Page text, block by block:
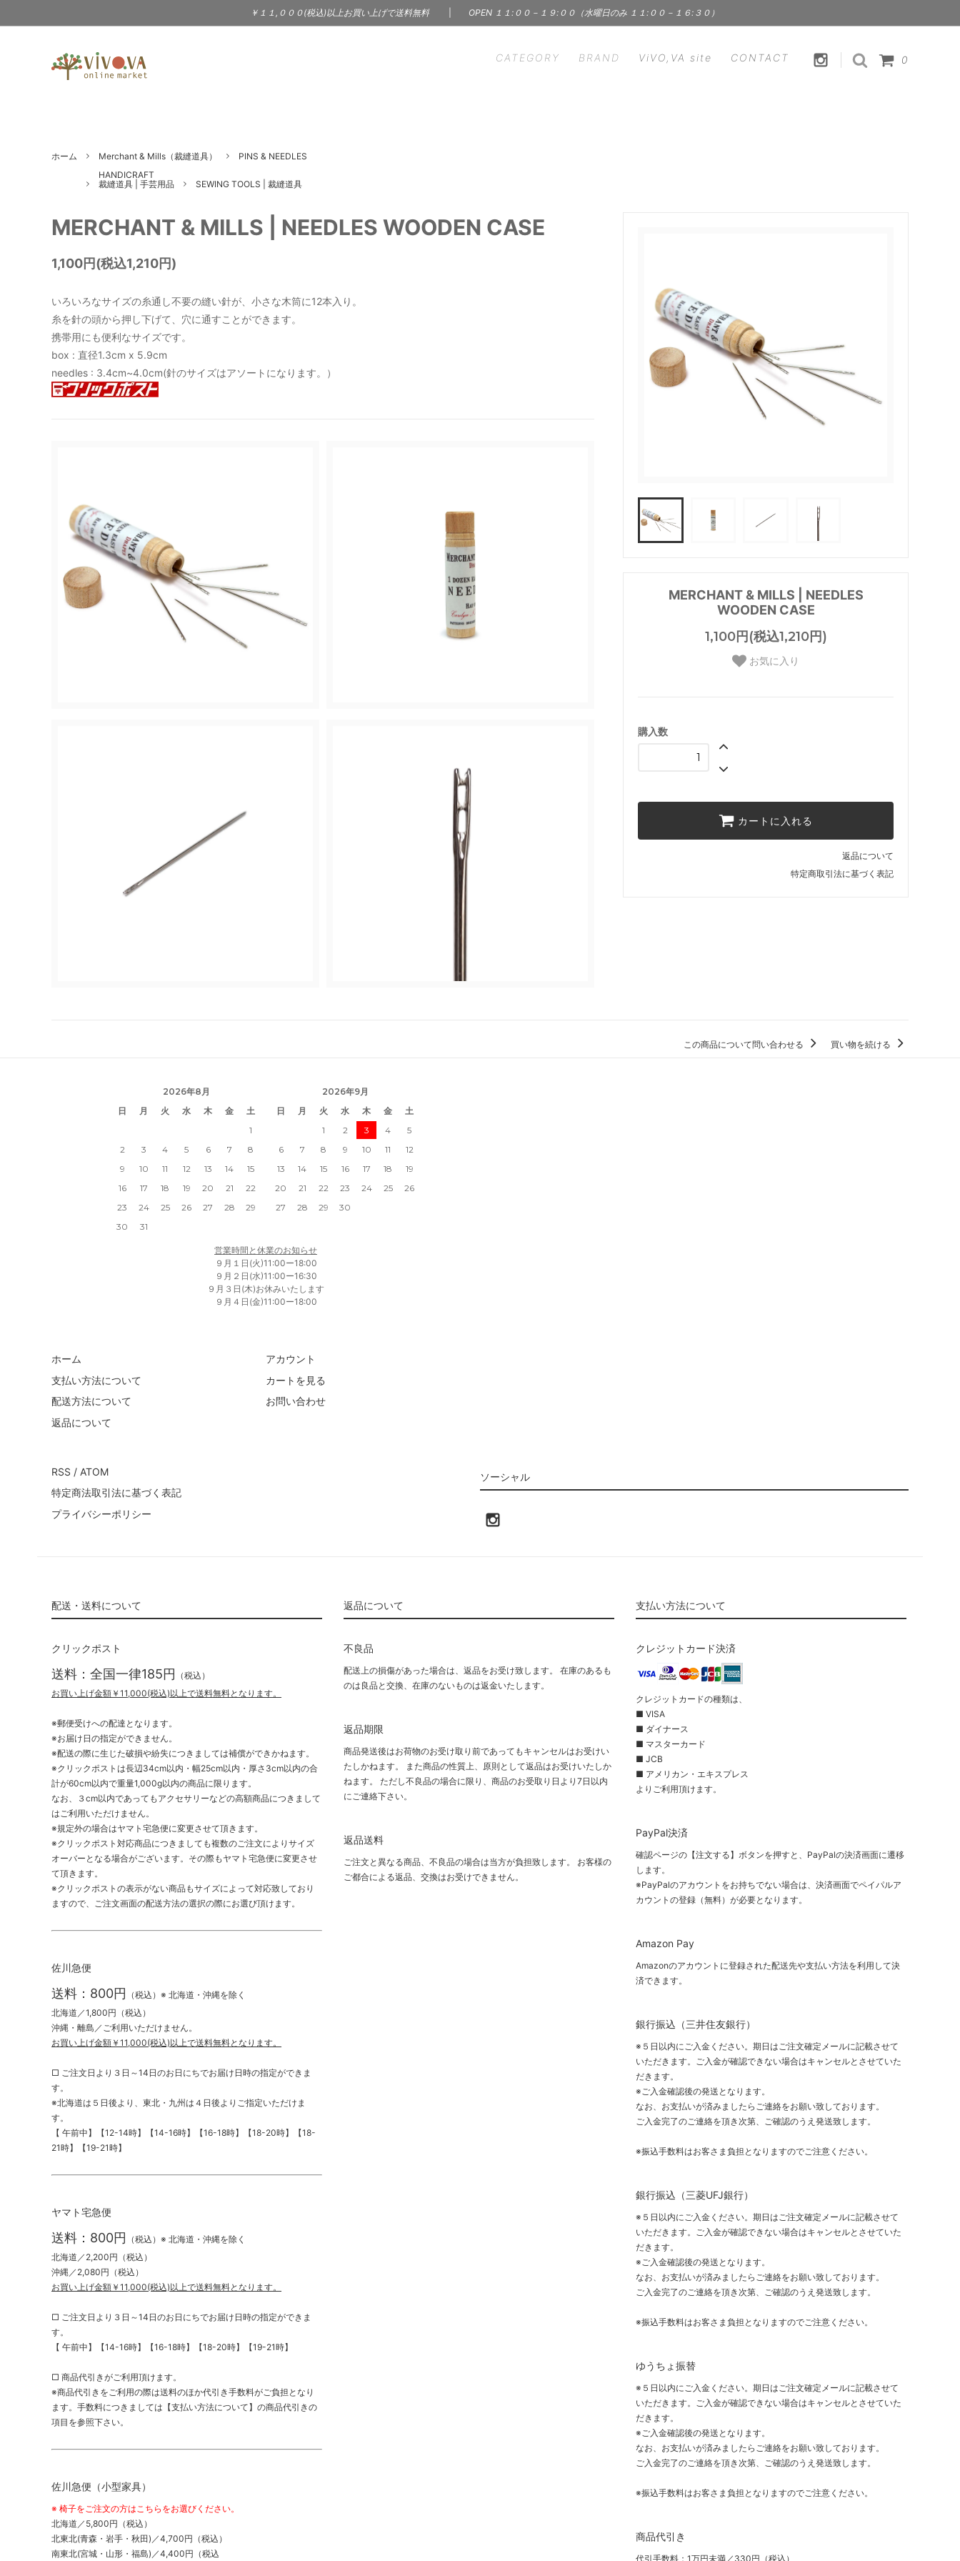
￥１１,０００(税込)以上お買い上げで送料無料| OPEN １１:００－１９:００（水曜日のみ １１:００－１６:３０）
0
CATEGORY
服 | 服飾小物 | シューズ
アクセサリー
STATIONERY
MUSIC
PRICE DOWN
BRAND
gena kuwan JOHA（インナー）
カンクリ
Melissa Joy Manning（アクセサ
リー）
Merchant & Mills（裁縫道具） MISHIM POTTERY CREATION
MOGNO6.（内田洋一朗）
Price&Kensington（ティーポッ
ト）
RHYTHMOS SOLS
trendglas JENA (耐熱ガラス）
ViVO,VA site CONTACT
ホーム Merchant & Mills（裁縫道具）
PINS & NEEDLES
HANDICRAFT
裁縫道具 | 手芸用品
SEWING TOOLS | 裁縫道具
MERCHANT & MILLS | NEEDLES
WOODEN CASE
1,100円(税込1,210円)
お気に入り
購入数
カートに入れる
返品について
特定商取引法に基づく表記
MERCHANT & MILLS | NEEDLES WOODEN CASE
1,100円(税込1,210円)
いろいろなサイズの糸通し不要の縫い針が、小さな木筒に12本入り。
糸を針の頭から押し下げて、穴に通すことができます。
携帯用にも便利なサイズです。
box : 直径1.3cm x 5.9cm
needles : 3.4cm~4.0cm(針のサイズはアソートになります。）
この商品について問い合わせる 買い物を続ける
2026年8月
日
月 火 水 木 金
土
1
2
3 4 5 6 7
8
9
10 11 12 13 14
15
16
17 18 19 20 21
22
23
24 25 26 27 28
29
30
31
2026年9月
日
月 火 水 木 金
土
1
2 3 4
5
6
7 8 9 10 11
12
13
14 15 16 17 18
19
20
21 22 23 24 25
26
27
28 29 30
営業時間と休業のお知らせ
９月１日(火)11:00ー18:00
９月２日(水)11:00ー16:30
９月３日(木)お休みいたします
９月４日(金)11:00ー18:00
ホーム
支払い方法について
配送方法について
返品について
アカウント
カートを見る
お問い合わせ
ソーシャル
RSS / ATOM
特定商法取引法に基づく表記
プライバシーポリシー
配送・送料について
クリックポスト
送料：全国一律185円 （税込）
お買い上げ金額￥11,000(税込)以上で送料無料となります。
※郵便受けへの配達となります。
※お届け日の指定ができません。
※配送の際に生じた破損や紛失につきましては補償ができかねます。
※クリックポストは長辺34cm以内・幅25cm以内・厚さ3cm以内の合
計が60cm以内で重量1,000g以内の商品に限ります。
なお、３cm以内であってもアクセサリーなどの高額商品につきまして
はご利用いただけません。
※規定外の場合はヤマト宅急便に変更させて頂きます。
※クリックポスト対応商品につきましても複数のご注文によりサイズ
オーバーとなる場合がございます。その際もヤマト宅急便に変更させ
て頂きます。
※クリックポストの表示がない商品もサイズによって対応致しており
ますので、ご注文画面の配送方法の選択の際にお選び頂けます。
佐川急便
送料：800円 （税込）※ 北海道・沖縄を除く
北海道／1,800円（税込）
沖縄・離島／ご利用いただけません。
お買い上げ金額￥11,000(税込)以上で送料無料となります。
□ ご注文日より３日～14日のお日にちでお届け日時の指定ができま
す。
※北海道は５日後より、東北・九州は４日後よりご指定いただけま
す。
【 午前中】【12-14時】【14-16時】【16-18時】【18-20時】【18-
21時】【19-21時】
ヤマト宅急便
送料：800円 （税込）※ 北海道・沖縄を除く
北海道／2,200円（税込）
沖縄／2,080円（税込）
お買い上げ金額￥11,000(税込)以上で送料無料となります。
□ ご注文日より３日～14日のお日にちでお届け日時の指定ができま
す。
【 午前中】【14-16時】【16-18時】【18-20時】【19-21時】
□ 商品代引きがご利用頂けます。
※商品代引きをご利用の際は送料のほか代引き手数料がご負担となり
ます。手数料につきましては【支払い方法について】の商品代引きの
項目を参照下さい。
佐川急便（小型家具）
※ 椅子をご注文の方はこちらをお選びください。
北海道／5,800円（税込）
北東北(青森・岩手・秋田)／4,700円（税込）
南東北(宮城・山形・福島)／4,400円（税込
返品について
不良品
配送上の損傷があった場合は、返品をお受け致します。 在庫のあるも
のは良品と交換、在庫のないものは返金いたします。
返品期限
商品発送後はお荷物のお受け取り前であってもキャンセルはお受けい
たしかねます。 また商品の性質上、原則として返品はお受けいたしか
ねます。 ただし不良品の場合に限り、商品のお受取り日より7日以内
にご連絡下さい。
返品送料
ご注文と異なる商品、不良品の場合は当方が負担致します。 お客様の
ご都合による返品、交換はお受けできません。
支払い方法について
クレジットカード決済
クレジットカードの種類は、
■ VISA
■ ダイナース
■ マスターカード
■ JCB
■ アメリカン・エキスプレス
よりご利用頂けます。
PayPal決済
確認ページの【注文する】ボタンを押すと、PayPalの決済画面に遷移
します。
※PayPalのアカウントをお持ちでない場合は、決済画面でペイパルア
カウントの登録（無料）が必要となります。
Amazon Pay
Amazonのアカウントに登録された配送先や支払い方法を利用して決
済できます。
銀行振込（三井住友銀行）
※５日以内にご入金ください。期日はご注文確定メールに記載させて
いただきます。ご入金が確認できない場合はキャンセルとさせていた
だきます。
※ご入金確認後の発送となります。
なお、お支払いが済みましたらご連絡をお願い致しております。
ご入金完了のご連絡を頂き次第、ご確認のうえ発送致します。
※振込手数料はお客さま負担となりますのでご注意ください。
銀行振込（三菱UFJ銀行）
※５日以内にご入金ください。期日はご注文確定メールに記載させて
いただきます。ご入金が確認できない場合はキャンセルとさせていた
だきます。
※ご入金確認後の発送となります。
なお、お支払いが済みましたらご連絡をお願い致しております。
ご入金完了のご連絡を頂き次第、ご確認のうえ発送致します。
※振込手数料はお客さま負担となりますのでご注意ください。
ゆうちょ振替
※５日以内にご入金ください。期日はご注文確定メールに記載させて
いただきます。ご入金が確認できない場合はキャンセルとさせていた
だきます。
※ご入金確認後の発送となります。
なお、お支払いが済みましたらご連絡をお願い致しております。
ご入金完了のご連絡を頂き次第、ご確認のうえ発送致します。
※振込手数料はお客さま負担となりますのでご注意ください。
商品代引き
代引手数料：1万円未満／330円（税込）